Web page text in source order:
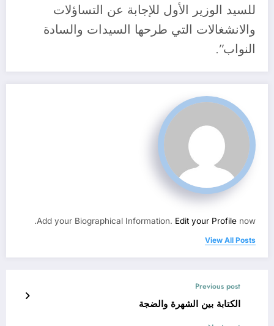
للسيد الوزير الأول للإجابة عن التساؤلات
والانشغالات التي طرحها السيدات والسادة
النواب”.
Add your Biographical Information. Edit your Profile now.
View All Posts
Previous post
الكتابة بين الشهرة والضجة